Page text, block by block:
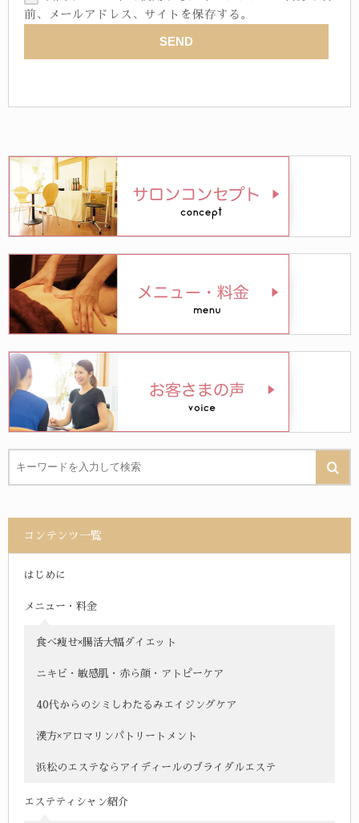
前、メールアドレス、サイトを保存する。
コンテンツ一覧
はじめに
メニュー・料金
食べ痩せ×腸活大幅ダイエット
ニキビ・敏感肌・赤ら顔・アトピーケア
40代からのシミしわたるみエイジングケア
漢方×アロマリンパトリートメント
浜松のエステならアイディールのブライダルエステ
エステティシャン紹介